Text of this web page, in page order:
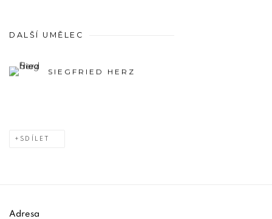
DALŠÍ UMĚLEC
SIEGFRIED HERZ
SDÍLET
Adresa